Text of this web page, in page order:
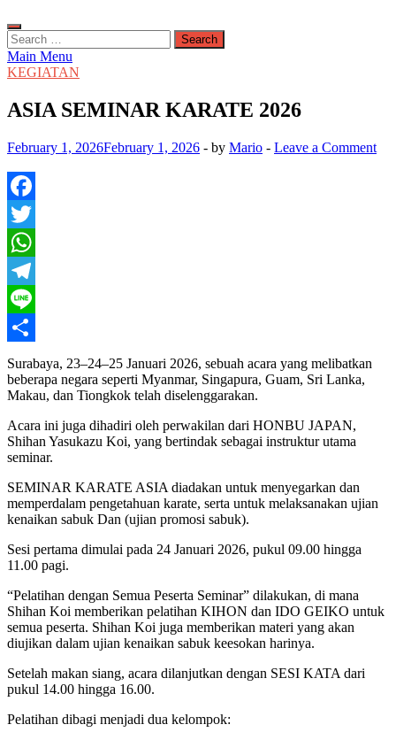
Search
for:
Main Menu
KEGIATAN
ASIA SEMINAR KARATE 2026
February 1, 2026February 1, 2026 - by Mario - Leave a Comment
Facebook
Twitter
WhatsApp
Telegram
Line
Share
Surabaya, 23–24–25 Januari 2026, sebuah acara yang melibatkan
beberapa negara seperti Myanmar, Singapura, Guam, Sri Lanka,
Makau, dan Tiongkok telah diselenggarakan.
Acara ini juga dihadiri oleh perwakilan dari HONBU JAPAN,
Shihan Yasukazu Koi, yang bertindak sebagai instruktur utama
seminar.
SEMINAR KARATE ASIA diadakan untuk menyegarkan dan
memperdalam pengetahuan karate, serta untuk melaksanakan ujian
kenaikan sabuk Dan (ujian promosi sabuk).
Sesi pertama dimulai pada 24 Januari 2026, pukul 09.00 hingga
11.00 pagi.
“Pelatihan dengan Semua Peserta Seminar” dilakukan, di mana
Shihan Koi memberikan pelatihan KIHON dan IDO GEIKO untuk
semua peserta. Shihan Koi juga memberikan materi yang akan
diujikan dalam ujian kenaikan sabuk keesokan harinya.
Setelah makan siang, acara dilanjutkan dengan SESI KATA dari
pukul 14.00 hingga 16.00.
Pelatihan dibagi menjadi dua kelompok: